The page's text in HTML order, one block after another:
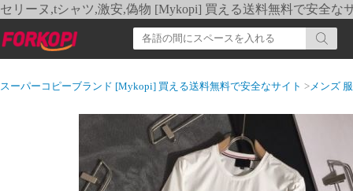
セリーヌ,tシャツ,激安,偽物 [Mykopi] 買える送料無料で安全な
スーパーコピーブランド [Mykopi] 買える送料無料で安全なサイト >メンズ 服